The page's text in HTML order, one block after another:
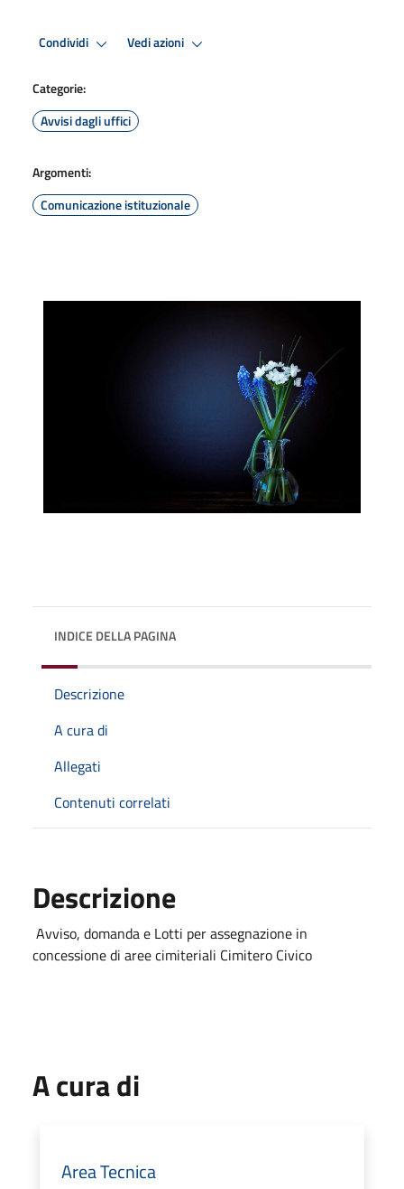
Condividi Vedi azioni
Categorie:
Avvisi dagli uffici
Argomenti:
Comunicazione istituzionale
INDICE DELLA PAGINA
Descrizione
A cura di
Allegati
Contenuti correlati
Descrizione
Avviso, domanda e Lotti per assegnazione in
concessione di aree cimiteriali Cimitero Civico
A cura di
Area Tecnica